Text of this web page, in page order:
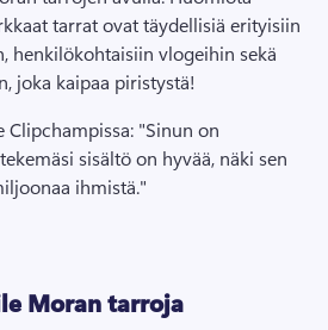
tarrat ovat täydellisiä erityisiin
henkilökohtaisiin vlogeihin sekä
joka kaipaa piristystä!
"Sinun on
sisältö on hyvää, näki sen
ihmistä."
Moran tarroja